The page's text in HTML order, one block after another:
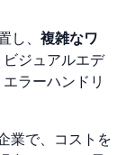
、 複雑なワ
ジュアルエデ
ラーハンドリ
業で、コストを